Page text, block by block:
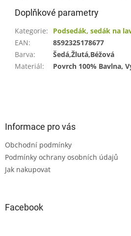
Doplňkové parametry
Kategorie:
Podsedák, sedák na
EAN:
8592325178677
Barva:
Šedá,Žlutá,Béžová
Materiál: Povrch 100% Bavlna,
Informace pro vás
Obchodní podmínky
Podmínky ochrany osobních údajů
Jak nakupovat
Facebook